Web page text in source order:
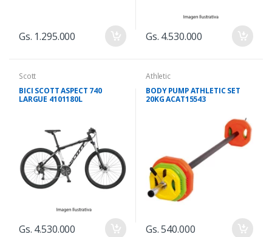
Gs. 1.295.000 Gs. 4.530.000
Scott
BICI SCOTT ASPECT 740
LARGUE 4101180L
Gs. 4.530.000
Athletic
BODY PUMP ATHLETIC SET
20KG ACAT15543
Gs. 540.000